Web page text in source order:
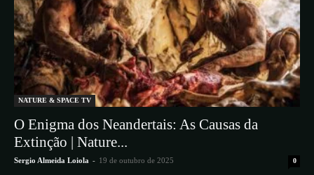
NATURE & SPACE TV
O Enigma dos Neandertais: As Causas da
Extinção | Nature...
Sergio Almeida Loiola - 19 de outubro de 2025 0